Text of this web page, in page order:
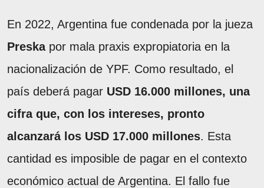
En 2022, Argentina fue condenada por la jueza
Preska por mala praxis expropiatoria en la
nacionalización de YPF. Como resultado, el
país deberá pagar USD 16.000 millones, una
cifra que, con los intereses, pronto
alcanzará los USD 17.000 millones. Esta
cantidad es imposible de pagar en el contexto
económico actual de Argentina. El fallo fue